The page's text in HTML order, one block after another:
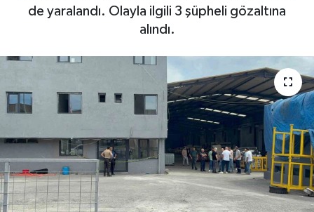
de yaralandı. Olayla ilgili 3 şüpheli gözaltına
alındı.
Haber Arşivi